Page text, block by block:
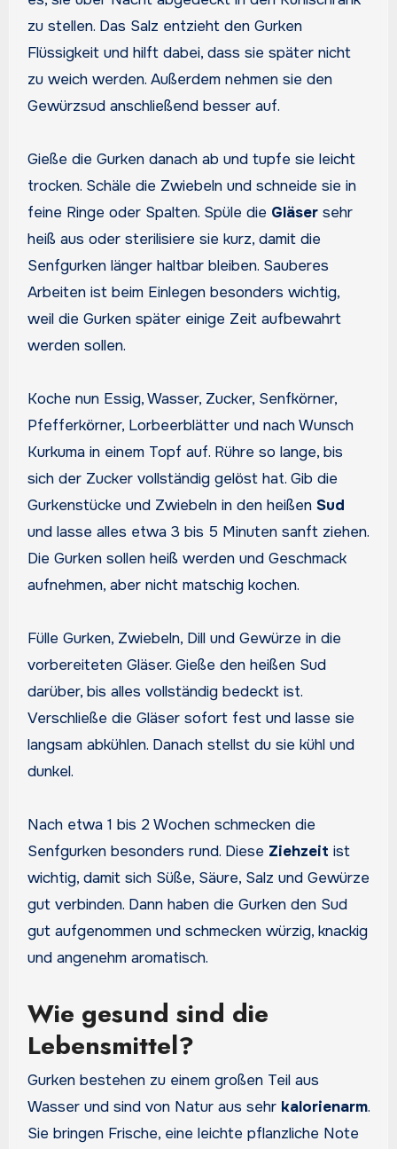
zu stellen. Das Salz entzieht den Gurken
Flüssigkeit und hilft dabei, dass sie später nicht
zu weich werden. Außerdem nehmen sie den
Gewürzsud anschließend besser auf.
Gieße die Gurken danach ab und tupfe sie leicht
trocken. Schäle die Zwiebeln und schneide sie in
feine Ringe oder Spalten. Spüle die Gläsersehr
heiß aus oder sterilisiere sie kurz, damit die
Senfgurken länger haltbar bleiben. Sauberes
Arbeiten ist beim Einlegen besonders wichtig,
weil die Gurken später einige Zeit aufbewahrt
werden sollen.
Koche nun Essig, Wasser, Zucker, Senfkörner,
Pfefferkörner, Lorbeerblätter und nach Wunsch
Kurkuma in einem Topf auf. Rühre so lange, bis
sich der Zucker vollständig gelöst hat. Gib die
Gurkenstücke und Zwiebeln in den heißen Sud
und lasse alles etwa 3 bis 5 Minuten sanft ziehen.
Die Gurken sollen heiß werden und Geschmack
aufnehmen, aber nicht matschig kochen.
Fülle Gurken, Zwiebeln, Dill und Gewürze in die
vorbereiteten Gläser. Gieße den heißen Sud
darüber, bis alles vollständig bedeckt ist.
Verschließe die Gläser sofort fest und lasse sie
langsam abkühlen. Danach stellst du sie kühl und
dunkel.
Nach etwa 1 bis 2 Wochen schmecken die
Senfgurken besonders rund. Diese Ziehzeit ist
wichtig, damit sich Süße, Säure, Salz und Gewürze
gut verbinden. Dann haben die Gurken den Sud
gut aufgenommen und schmecken würzig, knackig
und angenehm aromatisch.
Wie gesund sind die
Lebensmittel?
Gurken bestehen zu einem großen Teil aus
Wasser und sind von Natur aus sehr kalorienarm.
Sie bringen Frische, eine leichte pflanzliche Note